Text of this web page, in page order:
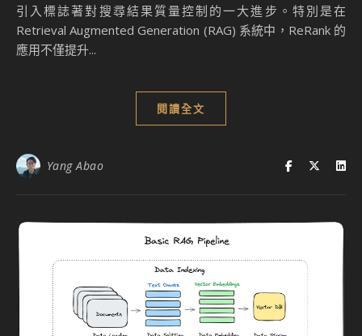
引入標誌著對搜尋結果質量控制的一大進步。特別是在
Retrieval Augmented Generation (RAG) 系統中，ReRank 的
應用不僅提升...
閱讀全文
Yang Abao